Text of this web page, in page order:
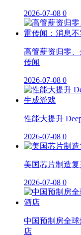
2026-07-08 0
高管薪资归零
传闻
2026-07-08 0
性能大提升
2026-07-08 0
美国芯片制造
2026-07-08 0
中国预制房全
店